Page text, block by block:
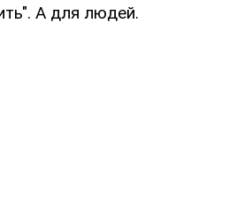
А для людей.